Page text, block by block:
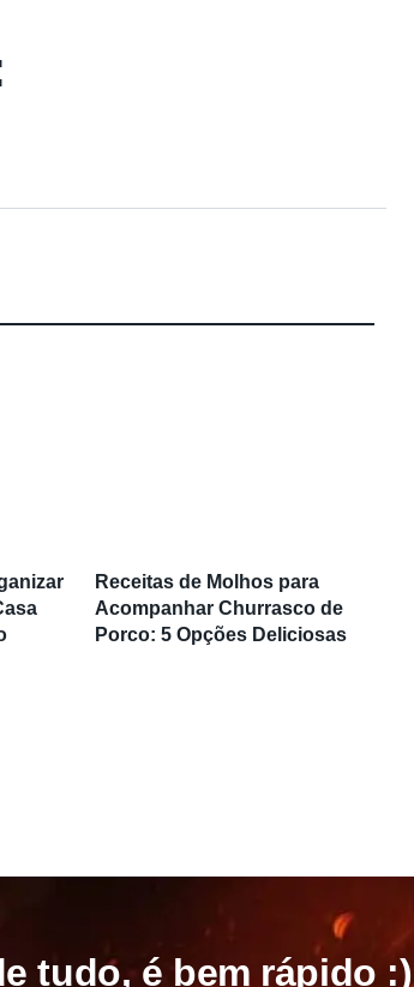
Receitas de Molhos para
Acompanhar Churrasco de
Porco: 5 Opções Deliciosas
tudo, é bem rápido :)